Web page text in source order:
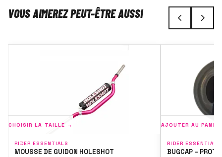
VOUS AIMEREZ PEUT-ÊTRE AUSSI
CHOISIR LA TAILLE →
RIDER ESSENTIALS
MOUSSE DE GUIDON HOLESHOT
AJOUTER AU PANIER
RIDER ESSENTIALS
BUGCAP –